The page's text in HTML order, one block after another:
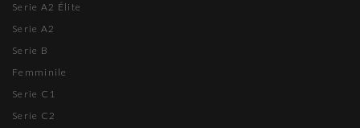
Serie A2 Élite
Serie A2
Serie B
Femminile
Serie C1
Serie C2